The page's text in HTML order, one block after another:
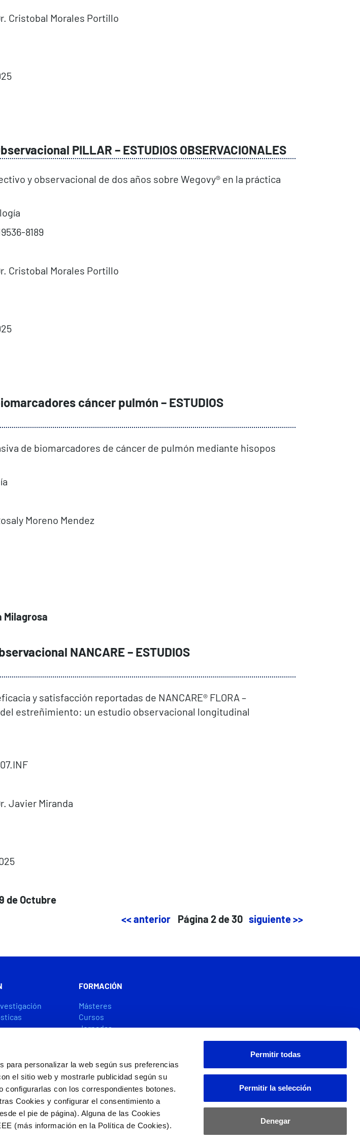
para personalizar la web según sus preferencias
el sitio web y mostrarle publicidad según su
configurarlas con los correspondientes botones.
Cookies y configurar el consentimiento a
el pie de página). Alguna de las Cookies
(más información en la Política de Cookies).
Permitir todas
Permitir la selección
Denegar
Cristobal Morales Portillo
PILLAR – ESTUDIOS OBSERVACIONALES
y observacional de dos años sobre Wegovy® en la práctica
8189
Cristobal Morales Portillo
cáncer pulmón – ESTUDIOS
de biomarcadores de cáncer de pulmón mediante hisopos
Moreno Mendez
Milagrosa
NANCARE – ESTUDIOS
y satisfacción reportadas de NANCARE® FLORA –
del estreñimiento: un estudio observacional longitudinal
Javier Miranda
de Octubre
<< anterior
Página 2 de 30 siguiente >>
FORMACIÓN
Másteres
Cursos
Jornadas
ACCIÓN SOCIAL